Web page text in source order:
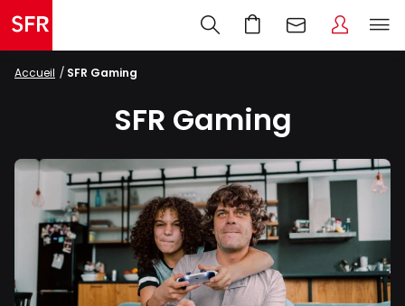
Accueil SFR Gaming
SFR Gaming